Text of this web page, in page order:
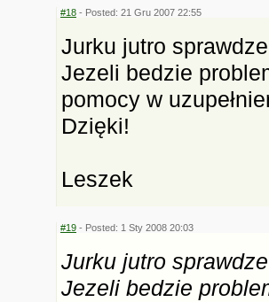
#18 - Posted: 21 Gru 2007 22:55
Jurku jutro
Jezeli bedzie
pomocy w
Dzięki!
Leszek
#19 - Posted: 1 Sty 2008 20:03
Jurku jutro
Jezeli bedzie